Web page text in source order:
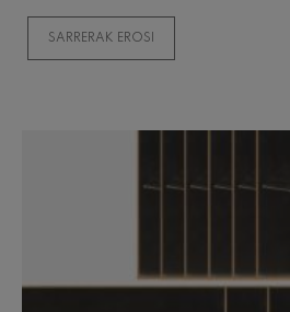
SARRERAK EROSI